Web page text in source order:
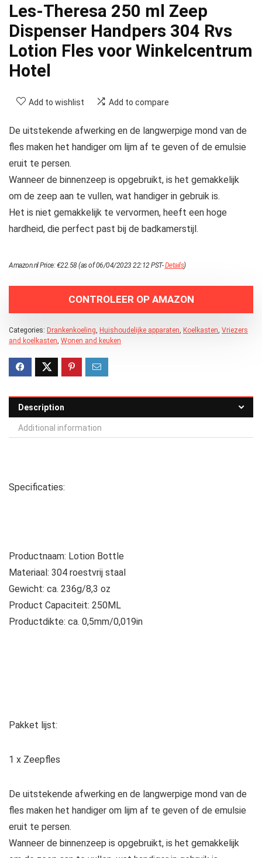
Les-Theresa 250 ml Zeep
Dispenser Handpers 304 Rvs
Lotion Fles voor Winkelcentrum
Hotel
Add to wishlist Add to compare
De uitstekende afwerking en de langwerpige mond van de
fles maken het handiger om lijm af te geven of de emulsie
eruit te persen.
Wanneer de binnenzeep is opgebruikt, is het gemakkelijk
om de zeep aan te vullen, wat handiger in gebruik is.
Het is niet gemakkelijk te vervormen, heeft een hoge
hardheid, die perfect past bij de badkamerstijl.
Amazon.nl Price:€22.58(as of 06/04/2023 22:12 PST-Details)
CONTROLEER OP AMAZON
Categories: Drankenkoeling Huishoudelijke apparaten Koelkasten Vriezers
and koelkasten Wonen and keuken
Description
Additional information
Specificaties:
Productnaam: Lotion Bottle
Materiaal: 304 roestvrij staal
Gewicht: ca. 236g/8,3 oz
Product Capaciteit: 250ML
Productdikte: ca. 0,5mm/0,019in
Pakket lijst:
1 x Zeepfles
De uitstekende afwerking en de langwerpige mond van de
fles maken het handiger om lijm af te geven of de emulsie
eruit te persen.
Wanneer de binnenzeep is opgebruikt, is het gemakkelijk